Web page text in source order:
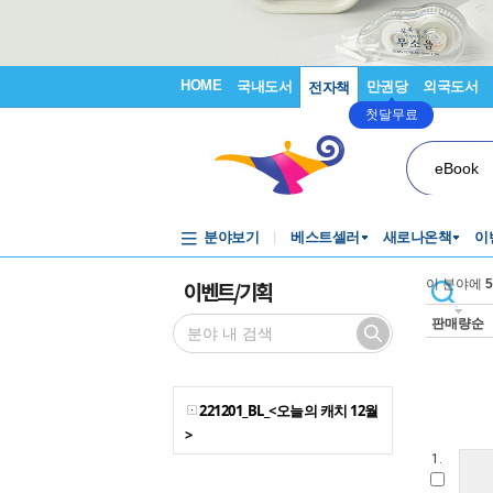
HOME 국내도서 전자책 만권당
첫달무료
외국도서
eBook
분야보기 베스트셀러 새로나온책 이
이벤트/기획
221201_BL_<오늘의 캐치 12월
>
이 분야에
판매량순
1.